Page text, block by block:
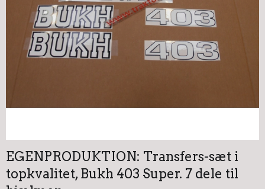
EGENPRODUKTION: Transfers-sæt i
topkvalitet, Bukh 403 Super. 7 dele til